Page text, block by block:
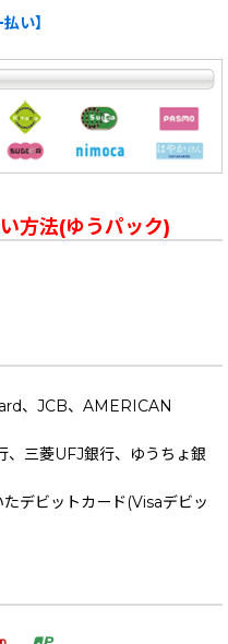
い】
方法(ゆうパック)
、JCB、AMERICAN
、三菱UFJ銀行、ゆうちょ銀
たデビットカード(Visaデビッ